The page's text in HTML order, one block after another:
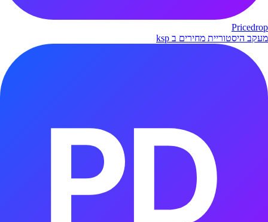
Pricedrop
מעקב היסטוריית מחירים ב ksp